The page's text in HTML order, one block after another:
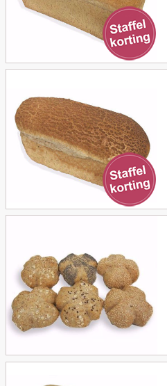
Snel bekijken
Snel bekijken
Snel bekijken